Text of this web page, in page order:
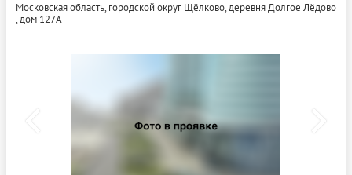
Московская область, городской округ Щёлково, деревня Долгое Лёдово
, дом 127А